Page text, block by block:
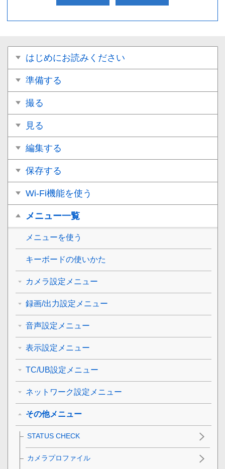
はじめにお読みください
準備する
撮る
見る
編集する
保存する
Wi-Fi機能を使う
メニュー一覧
メニューを使う
キーボードの使いかた
カメラ設定メニュー
録画/出力設定メニュー
音声設定メニュー
表示設定メニュー
TC/UB設定メニュー
ネットワーク設定メニュー
その他メニュー
STATUS CHECK
カメラプロファイル